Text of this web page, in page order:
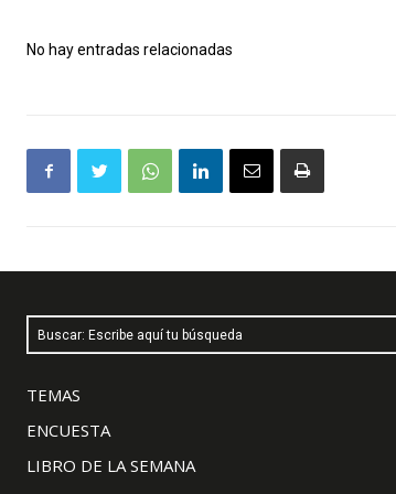
No hay entradas relacionadas
Buscar: Escribe aquí tu búsqueda
TEMAS
ENCUESTA
LIBRO DE LA SEMANA